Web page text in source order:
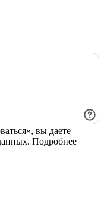
вы даете
Подробнее